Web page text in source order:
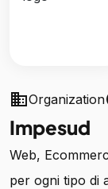
businessOrganization
Impesud
Web,
per ogni tipo di